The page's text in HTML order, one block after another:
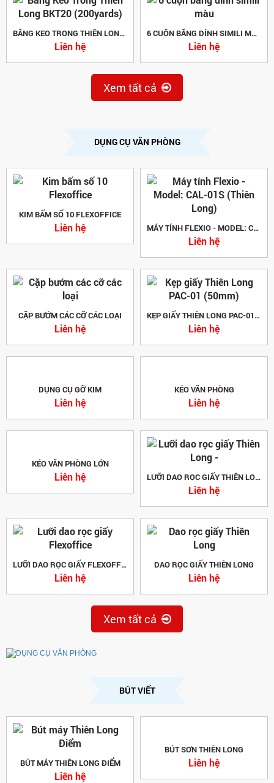
BĂNG KEO TRONG THIÊN LONG BKT20 (200YARDS)
Liên hệ
6 CUỘN BĂNG DÍNH SIMILI MÀU
Liên hệ
Xem tất cả
DỤNG CỤ VĂN PHÒNG
KIM BẤM SỐ 10 FLEXOFFICE
Liên hệ MÁY TÍNH FLEXIO - MODEL: CAL-01S (THIÊN LONG)
Liên hệ
CẶP BƯỚM CÁC CỠ CÁC LOẠI
Liên hệ
KẸP GIẤY THIÊN LONG PAC-01 (50MM)
Liên hệ
DỤNG CỤ GỠ KIM
Liên hệ
KÉO VĂN PHÒNG
Liên hệ
KÉO VĂN PHÒNG LỚN
Liên hệ LƯỠI DAO RỌC GIẤY THIÊN LONG -
Liên hệ
LƯỠI DAO RỌC GIẤY FLEXOFFICE
Liên hệ
DAO RỌC GIẤY THIÊN LONG
Liên hệ
Xem tất cả
BÚT VIẾT
BÚT MÁY THIÊN LONG ĐIỂM
Liên hệ
BÚT SƠN THIÊN LONG
Liên hệ